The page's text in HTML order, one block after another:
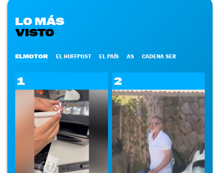
LO MÁS
VISTO
ELMOTOR EL HUFFPOST EL PAÍS AS CADENA SER
1 2